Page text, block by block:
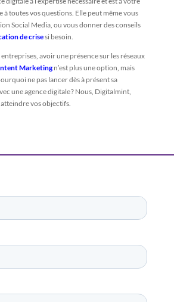
toutes vos questions. Elle peut même vous
Social Media, ou vous donner des conseils
de crisesi besoin.
avoir une présence sur les réseaux
Marketingn’est plus une option, mais
ne pas lancer dès à présent sa
une agence digitale ? Nous, Digitalmint,
vos objectifs.